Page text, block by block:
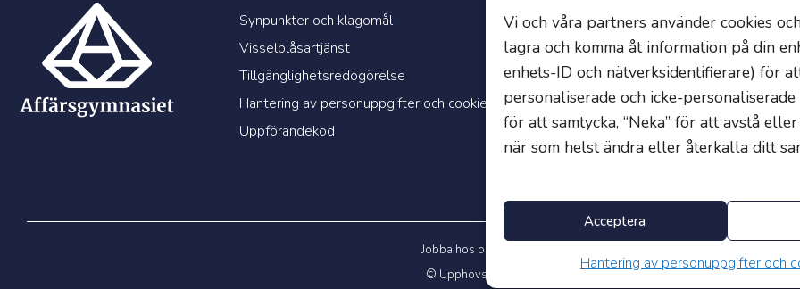
Vi och våra partners använder cookies
lagra och komma åt information på din
enhets-ID och nätverksidentifierare) för
personaliserade och icke-
för att samtycka, “Neka” för att avstå
när som helst ändra eller återkalla ditt
Acceptera
Hantering av personuppgifter och
Synpunkter och klagomål
Visselblåsartjänst
Tillgänglighetsredogörelse
Hantering av personuppgifter och cookies
Uppförandekod
Jobba hos oss
Våra gymnasieskolor
Nyheter
En del av Edukatus Alliance
Jobba hos oss
© Upphovsrätt 2026 Affärsgymnasiet Alla rättigheter reserverade